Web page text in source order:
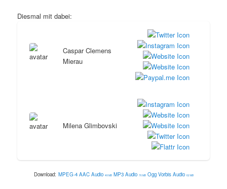
Diesmal mit dabei:
Caspar Clemens
Mierau
Milena Glimbovski
Download: MPEG-4 AAC Audio 48 MB MP3 Audio 76 MB Ogg Vorbis Audio 62 MB